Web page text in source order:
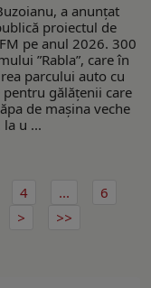
a anunțat
proiectul de
pe anul 2026. 300
”Rabla”, care în
parcului auto cu
gălățenii care
de mașina veche
u ...
4 ...
6